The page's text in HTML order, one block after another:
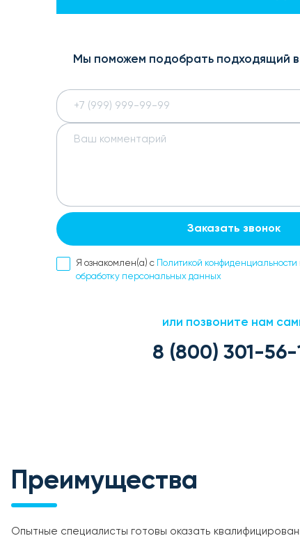
Мы поможем подобрать подходящий
Заказать звонок
Я ознакомлен(а) с Политикой конфиденциальности
обработку персональных данных
или позвоните нам
8 (800) 301-56-
Преимущества
Опытные специалисты готовы оказать